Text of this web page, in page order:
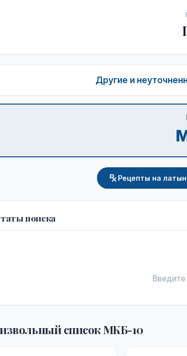
Другие и
Рецепты на
поиска
Введите
список МКБ-10